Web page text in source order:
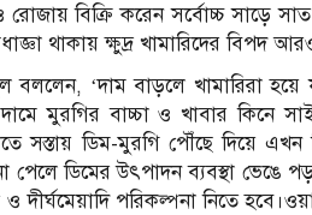
বিক্রি করেন সর্বোচ্চ সাড়ে
থাকায় ক্ষুদ্র খামারিদের বিপদ
বললেন, ‘দাম বাড়লে খামারিরা
দামে মুরগির বাচ্চা ও খাবার কিনে
সস্তায় ডিম-মুরগি পৌঁছে দিয়ে এখন
পেলে ডিমের উৎপাদন ব্যবস্থা ভেঙে
দীর্ঘমেয়াদি পরিকল্পনা নিতে